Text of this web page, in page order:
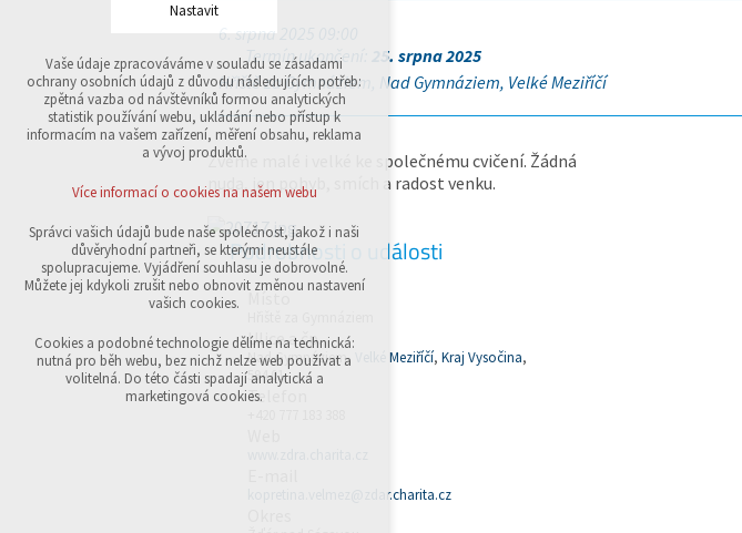
6. srpna 2025 09:00
Termín ukončení:
25. srpna 2025
Hřiště za Gymnáziem, Nad Gymnáziem, Velké Meziříčí
Zveme malé i velké ke společnému cvičení. Žádná
nuda, jen pohyb, smích a radost venku.
Podrobnosti o události
Ulice a čp.
Nad Gymnáziem, Velké Meziříčí, Kraj Vysočina,
594 01
Telefon
kopretina.velmez@zdar.charita.cz
Nastavit
Technická cookies
nutná pro provozování webu
udržení kontextu stránek (session): případná
přihlášení, volby jazyka, apod.
analytická pro anonymizované vyhodnocení
návštěvnosti
marketingová cookies (Google,Sklik)
Více informací o cookies na našem webu
Přijmout všechny cookies
Odmítnout vše
Vaše údaje zpracováváme v souladu se zásadami
ochrany osobních údajů z důvodu následujících potřeb:
zpětná vazba od návštěvníků formou analytických
statistik používání webu, ukládání nebo přístup k
informacím na vašem zařízení, měření obsahu, reklama
a vývoj produktů.
Více informací o cookies na našem webu
Správci vašich údajů bude naše společnost, jakož i naši
důvěryhodní partneři, se kterými neustále
spolupracujeme. Vyjádření souhlasu je dobrovolné.
Můžete jej kdykoli zrušit nebo obnovit změnou nastavení
vašich cookies.
Cookies a podobné technologie dělíme na technická:
nutná pro běh webu, bez nichž nelze web používat a
volitelná. Do této části spadají analytická a
marketingová cookies.